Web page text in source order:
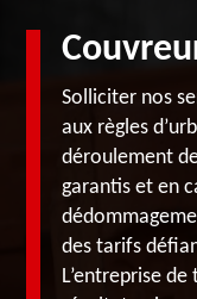
Solliciter nos
aux règles
déroulement
garantis et en
des tarifs
L’entreprise